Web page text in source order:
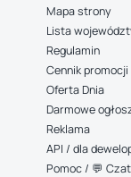
Mapa strony
Lista
Regulamin
Cennik promocji
Oferta Dnia
Darmowe
Reklama
API / dla
Pomoc / 💬